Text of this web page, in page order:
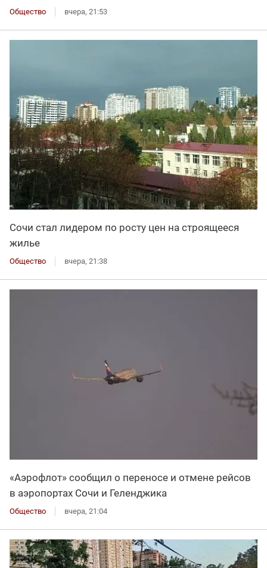
Общество вчера, 21:53
Сочи стал лидером по росту цен на строящееся
жилье
Общество вчера, 21:38
«Аэрофлот» сообщил о переносе и отмене рейсов
в аэропортах Сочи и Геленджика
Общество вчера, 21:04